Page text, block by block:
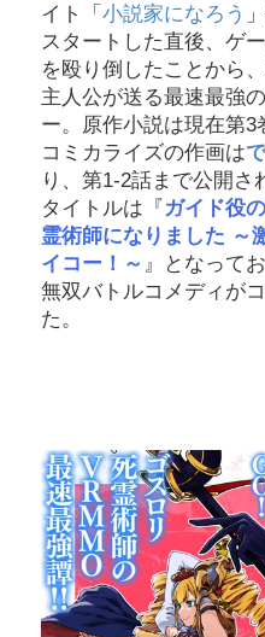
イト「 小説家になろう
スタートした直後、ゲ
を殴り倒したことから
主人公が送る最速最強
ー。原作小説は現在第3
コミカライズの作画は
り、第1-2話まで公開
タイトルは『 ガイド役
霊術師になりました ～
イコー！～ 』となって
無双バトルコメディが
た。